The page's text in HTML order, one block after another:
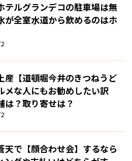
テルグランデコの駐車場は無
が全室水道から飲めるのはホ
産【道頓堀今井のきつねうど
メな人にもお勧めしたい訳
は？取り寄せは？
天で【顔合わせ会】するなら